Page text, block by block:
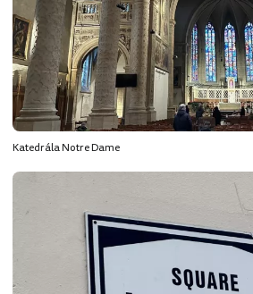
Katedrála Notre Dame